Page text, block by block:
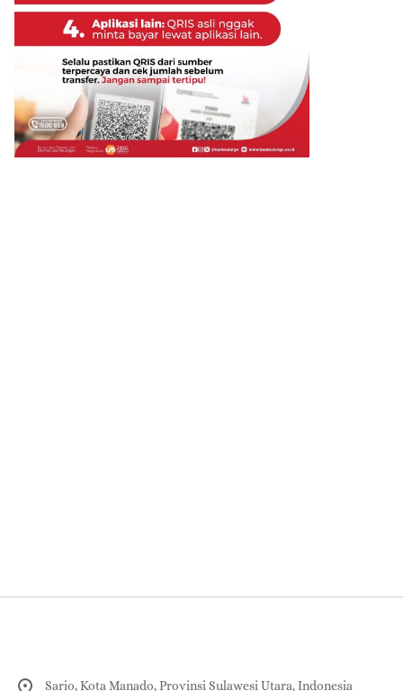
Sario, Kota Manado, Provinsi Sulawesi Utara, Indonesia